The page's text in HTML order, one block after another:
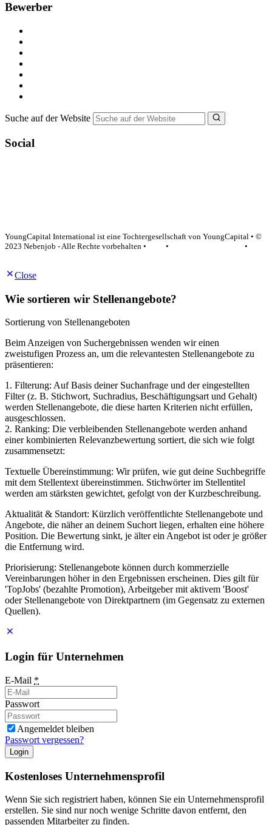
Bewerber
Suche auf der Website
Social
YoungCapital International ist eine Tochtergesellschaft von YoungCapital • ©
2023 Nebenjob - Alle Rechte vorbehalten •
•
•
Close
Wie sortieren wir Stellenangebote?
Sortierung von Stellenangeboten
Beim Anzeigen von Suchergebnissen wenden wir einen
zweistufigen Prozess an, um die relevantesten Stellenangebote zu
präsentieren:
1. Filterung: Auf Basis deiner Suchanfrage und der eingestellten
Filter (z. B. Stichwort, Suchradius, Beschäftigungsart und Gehalt)
werden Stellenangebote, die diese harten Kriterien nicht erfüllen,
ausgeschlossen.
2. Ranking: Die verbleibenden Stellenangebote werden anhand
einer kombinierten Relevanzbewertung sortiert, die sich wie folgt
zusammensetzt:
Textuelle Übereinstimmung: Wir prüfen, wie gut deine Suchbegriffe
mit dem Stellentext übereinstimmen. Stichwörter im Stellentitel
werden am stärksten gewichtet, gefolgt von der Kurzbeschreibung.
Aktualität & Standort: Kürzlich veröffentlichte Stellenangebote und
Angebote, die näher an deinem Suchort liegen, erhalten eine höhere
Position. Die Bewertung sinkt, je älter ein Angebot ist oder je größer
die Entfernung wird.
Priorisierung: Stellenangebote können durch kommerzielle
Vereinbarungen höher in den Ergebnissen erscheinen. Dies gilt für
'TopJobs' (bezahlte Promotion), Arbeitgeber mit aktivem 'Boost'
oder Stellenangebote von Direktpartnern (im Gegensatz zu externen
Quellen).
Login für Unternehmen
E-Mail *
Passwort
Angemeldet bleiben
Passwort vergessen?
Login
Kostenloses Unternehmensprofil
Wenn Sie sich registriert haben, können Sie ein Unternehmensprofil
erstellen. Sie sind nur noch wenige Schritte davon entfernt, den
passenden Mitarbeiter zu finden.